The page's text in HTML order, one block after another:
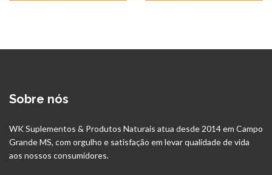
Sobre nós
WK Suplementos & Produtos Naturais atua desde 2014 em Campo
Grande MS, com orgulho e satisfação em levar qualidade de vida
aos nossos consumidores.